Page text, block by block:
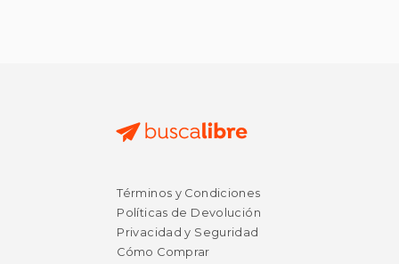
Términos y Condiciones
Políticas de Devolución
Privacidad y Seguridad
Cómo Comprar